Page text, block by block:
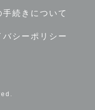
手続きについて
バシーポリシー